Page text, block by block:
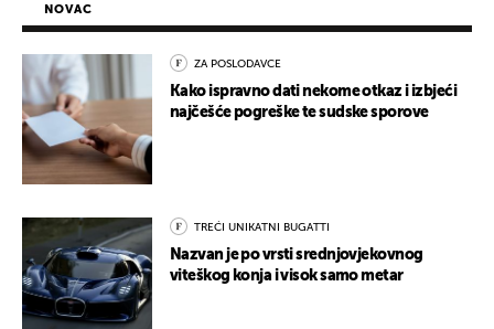
NOVAC
ZA POSLODAVCE
Kako ispravno dati nekome otkaz i izbjeći
najčešće pogreške te sudske sporove
TREĆI UNIKATNI BUGATTI
Nazvan je po vrsti srednjovjekovnog
viteškog konja i visok samo metar